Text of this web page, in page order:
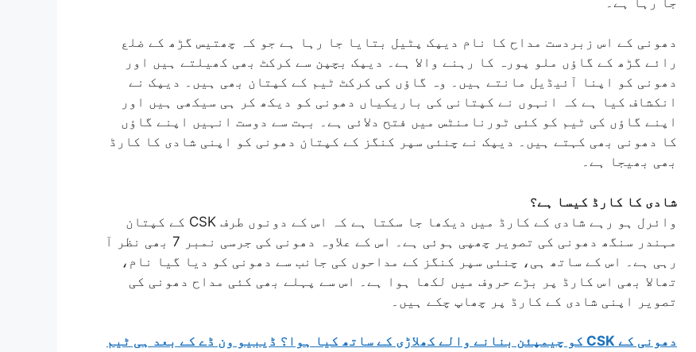
دھونی کے اس زبردست مداح کا نام دیپک پٹیل بتایا جا رہا ہے جو کہ چھتیس گڑھ کے ضلع
رائے گڑھ کے گاؤں ملو پورہ کا رہنے والا ہے۔ دیپک بچپن سے کرکٹ بھی کھیلتے ہیں اور
دھونی کو اپنا آئیڈیل مانتے ہیں۔ وہ گاؤں کی کرکٹ ٹیم کے کپتان بھی ہیں۔ دیپک نے
انکشاف کیا ہے کہ انہوں نے کپتانی کی باریکیاں دھونی کو دیکھ کر ہی سیکھی ہیں اور
اپنے گاؤں کی ٹیم کو کئی ٹورنامنٹس میں فتح دلائی ہے۔ بہت سے دوست انہیں اپنے گاؤں
کا دھونی بھی کہتے ہیں۔ دیپک نے چنئی سپر کنگز کے کپتان دھونی کو اپنی شادی کا کارڈ
بھی بھیجا ہے۔
شادی کا کارڈ کیسا ہے؟
وائرل ہو رہے شادی کے کارڈ میں دیکھا جا سکتا ہے کہ اس کے دونوں طرف CSK کے کپتان
مہندر سنگھ دھونی کی تصویر چھپی ہوئی ہے۔ اس کے علاوہ دھونی کی جرسی نمبر 7 بھی نظر آ
رہی ہے۔ اس کے ساتھ ہی، چنئی سپر کنگز کے مداحوں کی جانب سے دھونی کو دیا گیا نام،
تھالا بھی اس کارڈ پر بڑے حروف میں لکھا ہوا ہے۔ اس سے پہلے بھی کئی مداح دھونی کی
تصویر اپنی شادی کے کارڈ پر چھاپ چکے ہیں۔
دھونی کے CSK کو چیمپئن بنانے والے کھلاڑی کے ساتھ کیا ہوا؟ ڈیبیو ون ڈے کے بعد ہی ٹیم